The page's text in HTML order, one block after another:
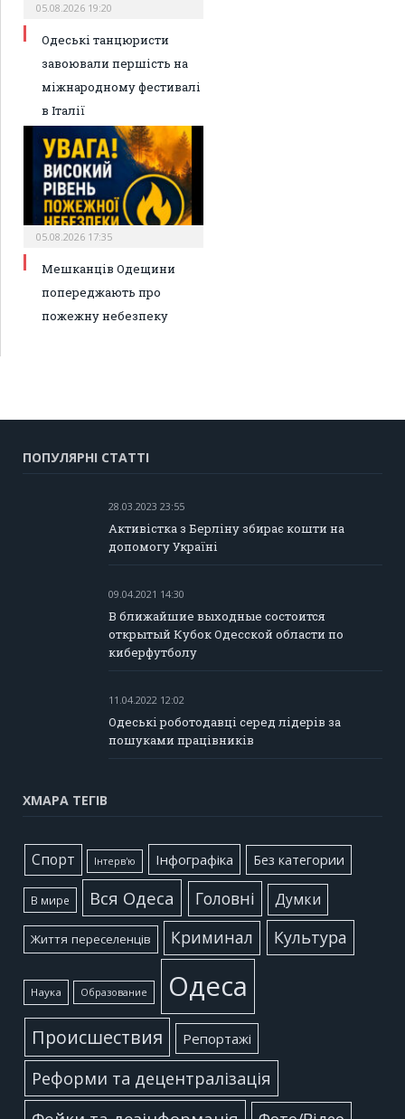
05.08.2026 19:20
Одеські танцюристи
завоювали першість на
міжнародному фестивалі
в Італії
05.08.2026 17:35
Мешканців Одещини
попереджають про
пожежну небезпеку
ПОПУЛЯРНІ СТАТТІ
28.03.2023 23:55
Активістка з Берліну збирає кошти на
допомогу Україні
09.04.2021 14:30
В ближайшие выходные состоится
открытый Кубок Одесской области по
киберфутболу
11.04.2022 12:02
Одеські роботодавці серед лідерів за
пошуками працівників
ХМАРА ТЕГІВ
Cпорт Інтерв'ю Інфографіка Без категории
В мире Вся Одеса Головні Думки
Життя переселенців Криминал Культура
Наука Образование Одеса
Происшествия Репортажі
Реформи та децентралізація